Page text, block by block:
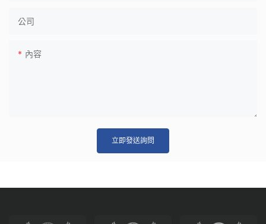
公司
內容
立即發送詢問